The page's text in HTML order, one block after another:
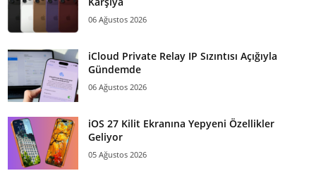
06 Ağustos 2026
iCloud Private Relay IP Sızıntısı Açığıyla
Gündemde
06 Ağustos 2026
iOS 27 Kilit Ekranına Yepyeni Özellikler
Geliyor
05 Ağustos 2026